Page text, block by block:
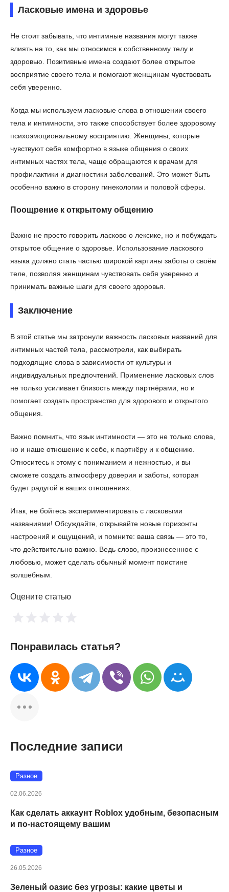
Ласковые имена и здоровье
Не стоит забывать, что интимные названия могут также
влиять на то, как мы относимся к собственному телу и
здоровью. Позитивные имена создают более открытое
восприятие своего тела и помогают женщинам чувствовать
себя уверенно.
Когда мы используем ласковые слова в отношении своего
тела и интимности, это также способствует более здоровому
психоэмоциональному восприятию. Женщины, которые
чувствуют себя комфортно в языке общения о своих
интимных частях тела, чаще обращаются к врачам для
профилактики и диагностики заболеваний. Это может быть
особенно важно в сторону гинекологии и половой сферы.
Поощрение к открытому общению
Важно не просто говорить ласково о лексике, но и побуждать
открытое общение о здоровье. Использование ласкового
языка должно стать частью широкой картины заботы о своём
теле, позволяя женщинам чувствовать себя уверенно и
принимать важные шаги для своего здоровья.
Заключение
В этой статье мы затронули важность ласковых названий для
интимных частей тела, рассмотрели, как выбирать
подходящие слова в зависимости от культуры и
индивидуальных предпочтений. Применение ласковых слов
не только усиливает близость между партнёрами, но и
помогает создать пространство для здорового и открытого
общения.
Важно помнить, что язык интимности — это не только слова,
но и наше отношение к себе, к партнёру и к общению.
Относитесь к этому с пониманием и нежностью, и вы
сможете создать атмосферу доверия и заботы, которая
будет радугой в ваших отношениях.
Итак, не бойтесь экспериментировать с ласковыми
названиями! Обсуждайте, открывайте новые горизонты
настроений и ощущений, и помните: ваша связь — это то,
что действительно важно. Ведь слово, произнесенное с
любовью, может сделать обычный момент поистине
волшебным.
Оцените статью
Понравилась статья?
Последние записи
Разное
02.06.2026
Как сделать аккаунт Roblox удобным, безопасным
и по-настоящему вашим
Разное
26.05.2026
Зеленый оазис без угрозы: какие цветы и